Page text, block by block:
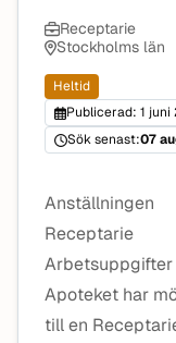
Receptarie
Stockholms län
Heltid
Publicerad: 1 juni
Sök senast:07
Anställningen
Receptarie
Arbetsuppgifter
Apoteket har
till en